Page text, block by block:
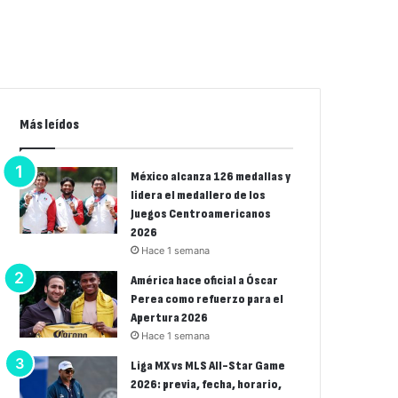
Más leídos
México alcanza 126 medallas y
lidera el medallero de los
Juegos Centroamericanos
2026
Hace 1 semana
América hace oficial a Óscar
Perea como refuerzo para el
Apertura 2026
Hace 1 semana
Liga MX vs MLS All-Star Game
2026: previa, fecha, horario,